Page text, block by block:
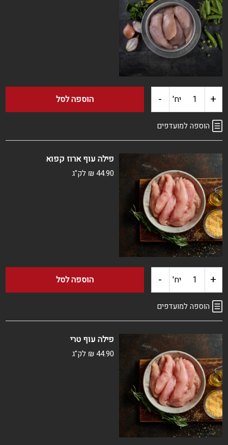
טרי
+ כמות
של
עוף
ארוז
קפוא
יח' - הוספה לסל
הוספה למועדפים
פילה עוף ארוז קפוא
₪44.90 לק"ג
+ כמות
של
עוף
ארוז
קפוא
יח' - הוספה לסל
הוספה למועדפים
פילה עוף טרי
₪44.90 לק"ג